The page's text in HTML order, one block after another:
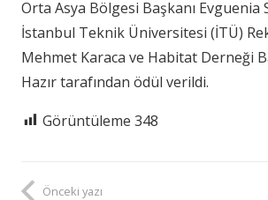
Orta Asya Bölgesi Başkanı Evguenia
İstanbul Teknik Üniversitesi (İTÜ)
Mehmet Karaca ve Habitat Derneği
Hazır tarafından ödül verildi.
Görüntüleme 348
Önceki yazı